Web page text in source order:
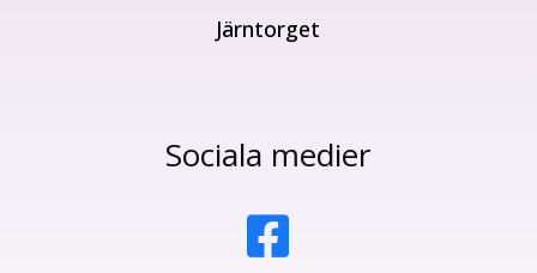
Järntorget
Sociala medier
